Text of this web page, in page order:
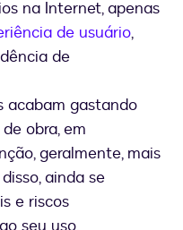
na Internet, apenas
de usuário,
de
acabam gastando
obra, em
geralmente, mais
ainda se
e riscos